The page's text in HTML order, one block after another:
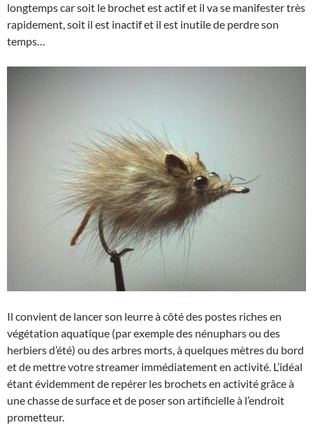
longtemps car soit le brochet est actif et il va se manifester très
rapidement, soit il est inactif et il est inutile de perdre son
temps…
Il convient de lancer son leurre à côté des postes riches en
végétation aquatique (par exemple des nénuphars ou des
herbiers d’été) ou des arbres morts, à quelques mètres du bord
et de mettre votre streamer immédiatement en activité. L’idéal
étant évidemment de repérer les brochets en activité grâce à
une chasse de surface et de poser son artificielle à l’endroit
prometteur.